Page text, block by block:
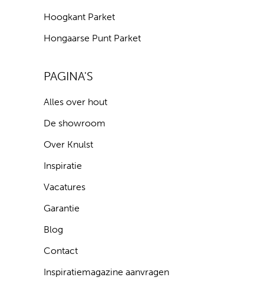
Hoogkant Parket
Hongaarse Punt Parket
PAGINA'S
Alles over hout
De showroom
Over Knulst
Inspiratie
Vacatures
Garantie
Blog
Contact
Inspiratiemagazine aanvragen